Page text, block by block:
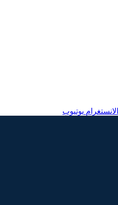
الانستغرام يوتيوب